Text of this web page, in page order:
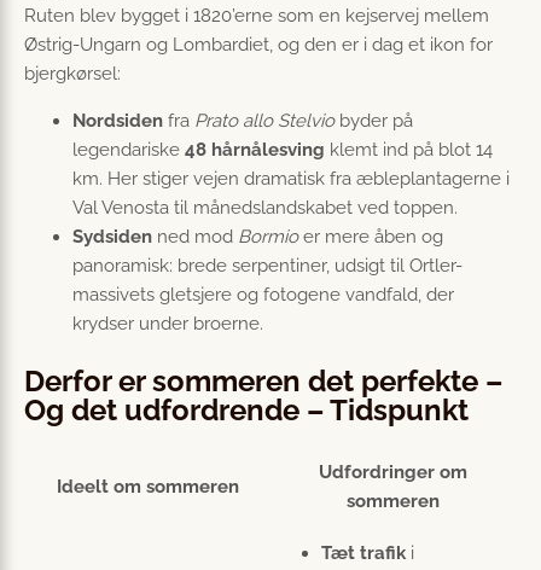
Ruten blev bygget i 1820’erne som en kejservej mellem
Østrig-Ungarn og Lombardiet, og den er i dag et ikon for
bjergkørsel:
Nordsiden fra Prato allo Stelviobyder på
legendariske 48 hårnålesving klemt ind på blot 14
km. Her stiger vejen dramatisk fra æbleplantagerne i
Val Venosta til månedslandskabet ved toppen.
Sydsiden ned mod Bormioer mere åben og
panoramisk: brede serpentiner, udsigt til Ortler-
massivets gletsjere og fotogene vandfald, der
krydser under broerne.
Derfor er sommeren det perfekte –
Og det udfordrende – Tidspunkt
Ideelt om sommeren
Udfordringer om
sommeren
Tæt trafiki